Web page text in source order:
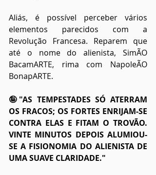
Aliás, é possível perceber vários
elementos parecidos com a
Revolução Francesa. Reparem que
até o nome do alienista, SimÃO
BacamARTE, rima com NapoleÃO
BonapARTE.
🤪"AS TEMPESTADES SÓ ATERRAM
OS FRACOS; OS FORTES ENRIJAM-SE
CONTRA ELAS E FITAM O TROVÃO.
VINTE MINUTOS DEPOIS ALUMIOU-
SE A FISIONOMIA DO ALIENISTA DE
UMA SUAVE CLARIDADE."